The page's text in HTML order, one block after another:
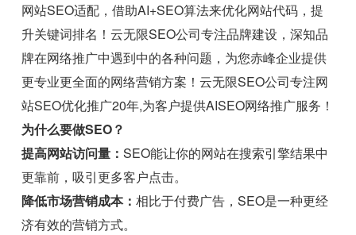
网站SEO适配，借助AI+SEO算法来优化网站代码，提
升关键词排名！云无限SEO公司专注品牌建设，深知品
牌在网络推广中遇到中的各种问题，为您赤峰企业提供
更专业更全面的网络营销方案！云无限SEO公司专注网
站SEO优化推广20年,为客户提供AISEO网络推广服务！
为什么要做SEO？
提高网站访问量：SEO能让你的网站在搜索引擎结果中
更靠前，吸引更多客户点击。
降低市场营销成本：相比于付费广告，SEO是一种更经
济有效的营销方式。